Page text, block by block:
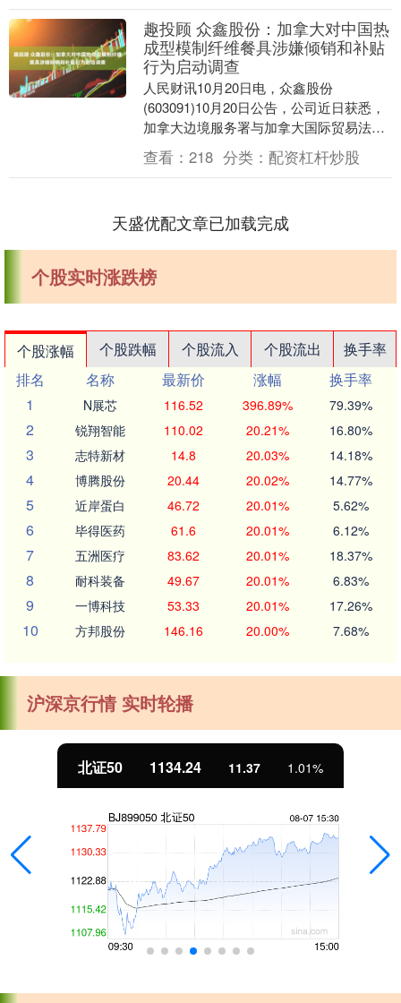
趣投顾 众鑫股份：加拿大对中国热
成型模制纤维餐具涉嫌倾销和补贴
行为启动调查
人民财讯10月20日电，众鑫股份
(603091)10月20日公告，公司近日获悉，
加拿大边境服务署与加拿大国际贸易法庭
于加拿大当地时间2025年10月15日对原
产....
查看： 218 分类： 配资杠杆炒股
天盛优配文章已加载完成
个股实时涨跌榜
个股涨幅 个股跌幅 个股流入 个股流出
换手率
排名
名称 最新价 涨幅
换手率
1
N展芯 116.52 396.89% 79.39%
2 锐翔智能 110.02 20.21% 16.80%
3 志特新材 14.8 20.03% 14.18%
4 博腾股份 20.44 20.02% 14.77%
5 近岸蛋白 46.72 20.01% 5.62%
6 毕得医药 61.6 20.01% 6.12%
7 五洲医疗 83.62 20.01% 18.37%
8 耐科装备 49.67 20.01% 6.83%
9 一博科技 53.33 20.01% 17.26%
10 方邦股份 146.16 20.00% 7.68%
沪深京行情 实时轮播
北证50 1134.24 11.37 1.01%